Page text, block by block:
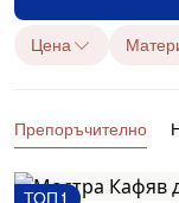
Цена
Продукти
Препоръчително
ТОП 1